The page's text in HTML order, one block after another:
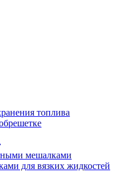
топлива
мешалками
для вязких жидкостей